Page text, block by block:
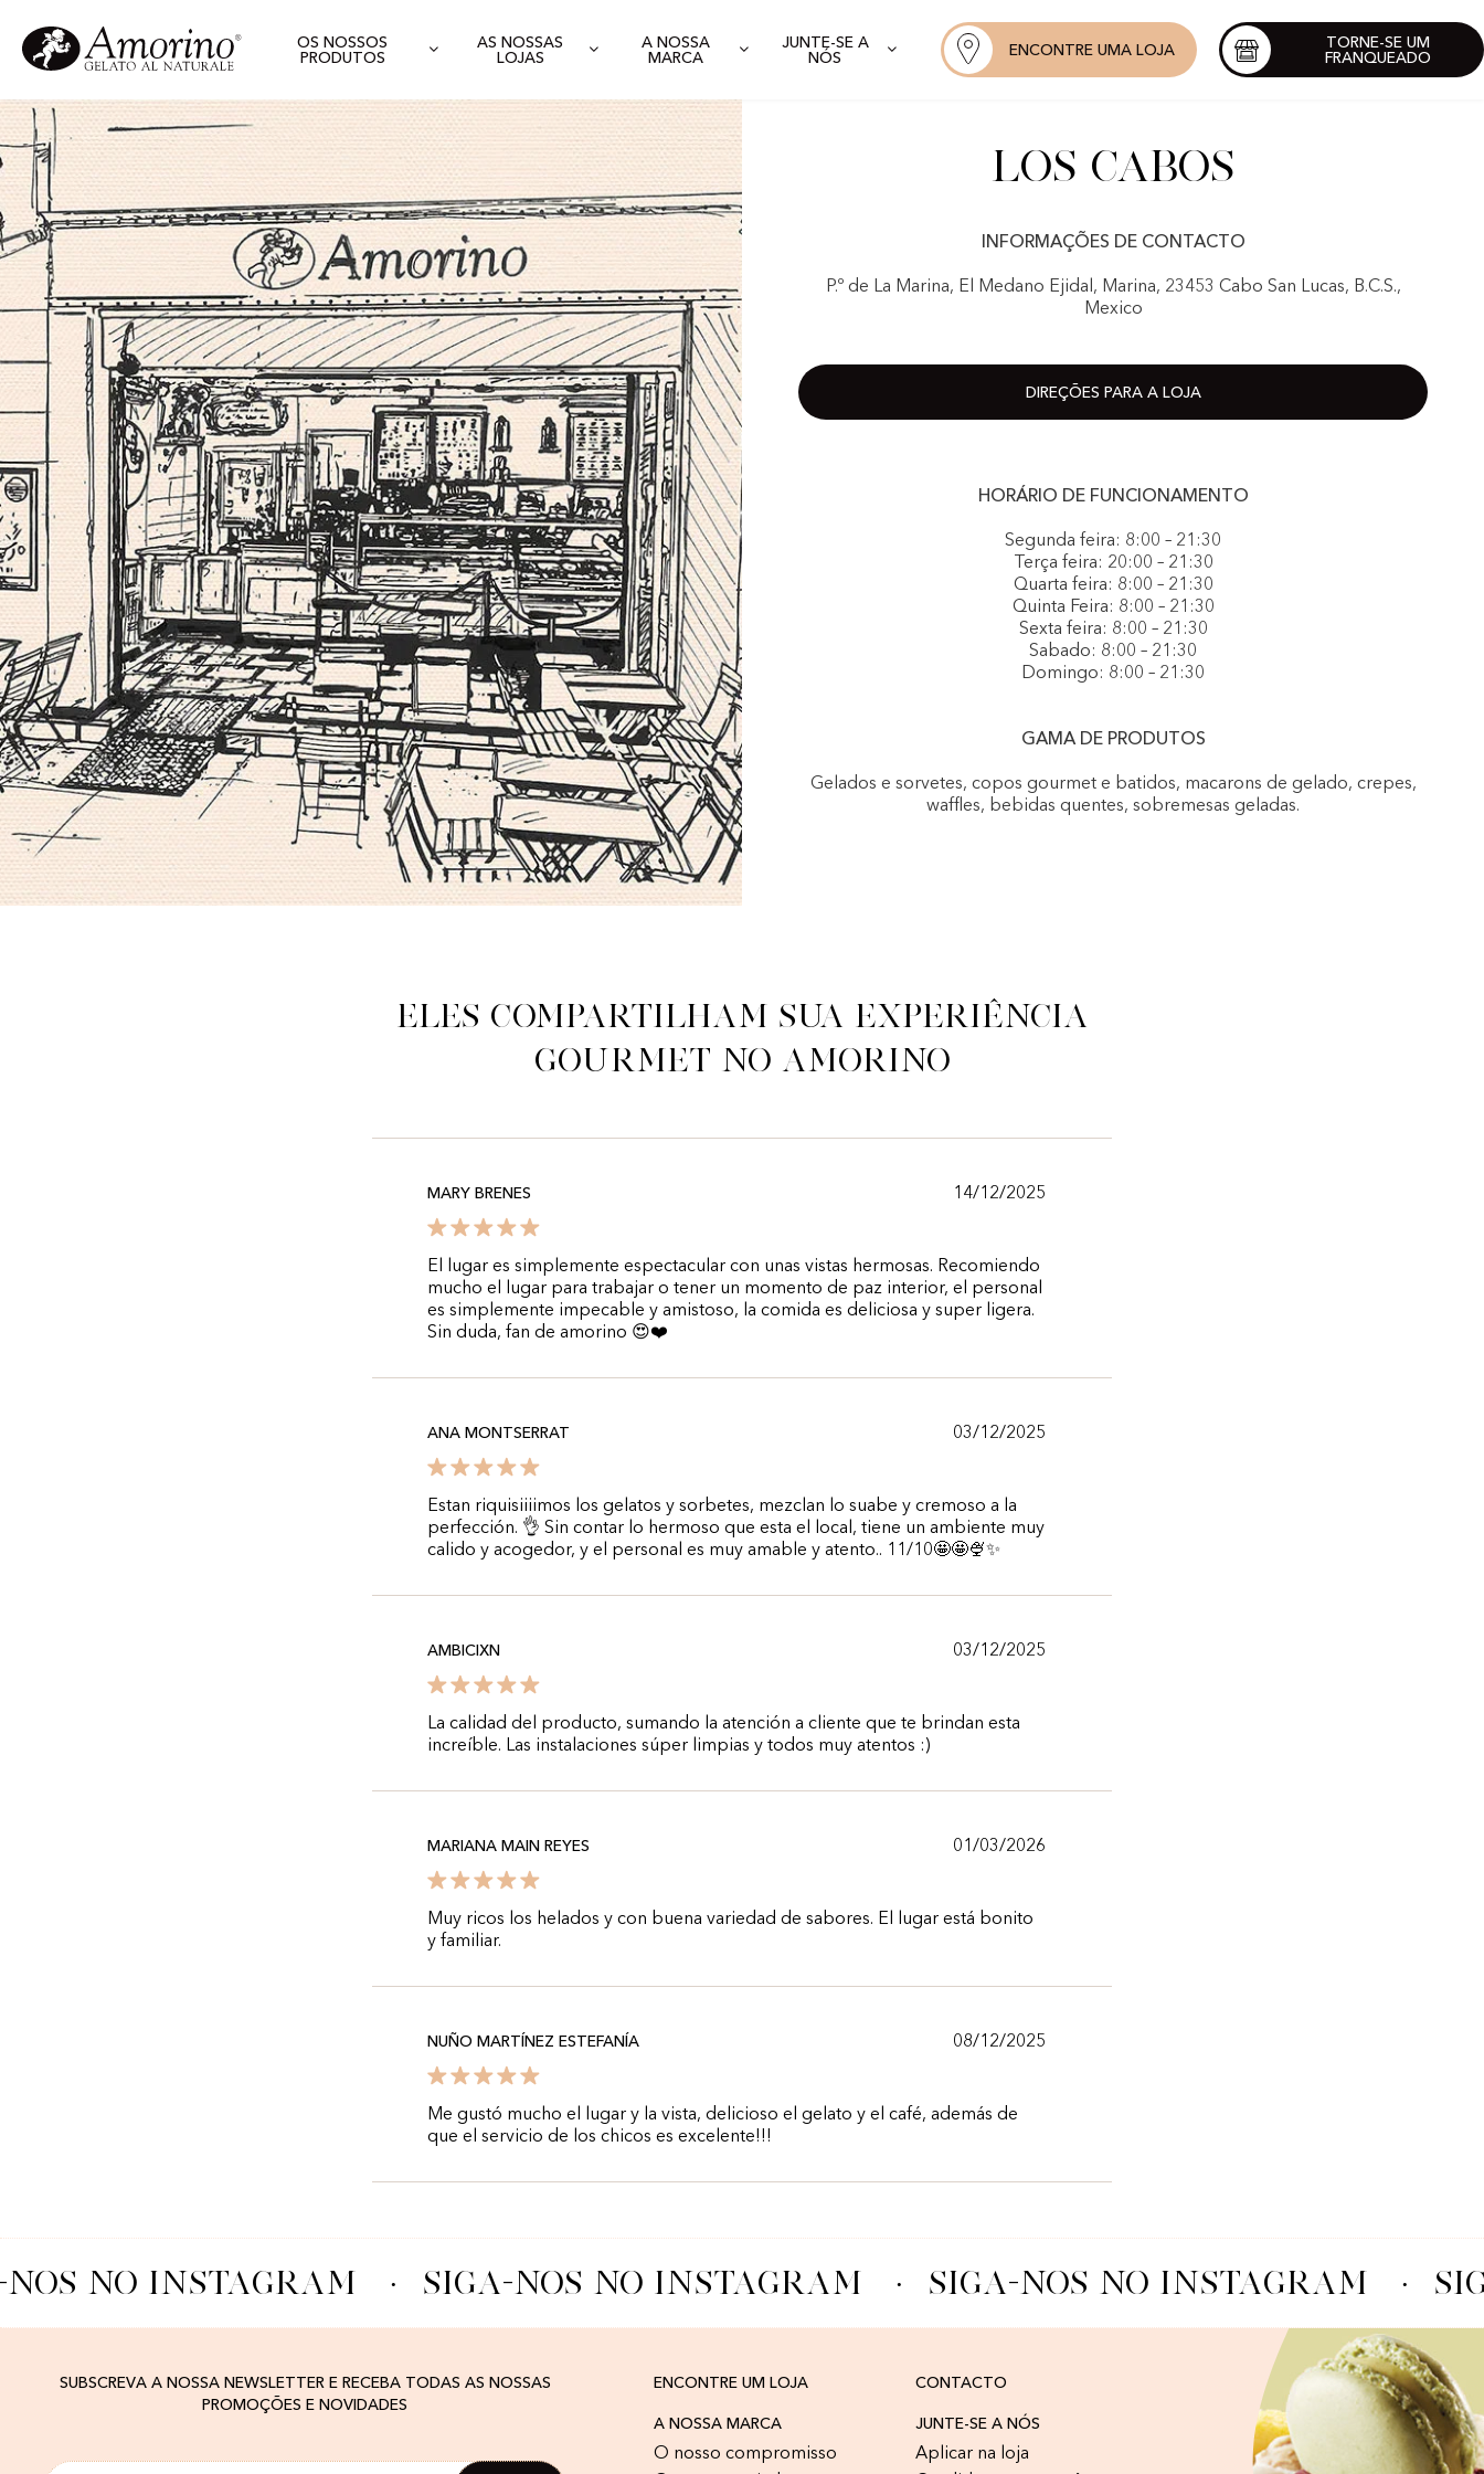
OS NOSSOS
PRODUTOS
AS NOSSAS
LOJAS
A NOSSA
MARCA
JUNTE-SE A
NÓS
ENCONTRE UMA LOJA
TORNE-SE UM
FRANQUEADO
Los Cabos
INFORMAÇÕES DE CONTACTO
P.º de La Marina, El Medano Ejidal, Marina, 23453 Cabo San Lucas, B.C.S.,
Mexico
DIREÇÕES PARA A LOJA
HORÁRIO DE FUNCIONAMENTO
Segunda feira: 8:00 – 21:30
Terça feira: 20:00 – 21:30
Quarta feira: 8:00 – 21:30
Quinta Feira: 8:00 – 21:30
Sexta feira: 8:00 – 21:30
Sabado: 8:00 – 21:30
Domingo: 8:00 – 21:30
GAMA DE PRODUTOS
Gelados e sorvetes, copos gourmet e batidos, macarons de gelado, crepes,
waffles, bebidas quentes, sobremesas geladas.
Eles compartilham sua experiência
gourmet no Amorino
MARY BRENES 14/12/2025
El lugar es simplemente espectacular con unas vistas hermosas. Recomiendo
mucho el lugar para trabajar o tener un momento de paz interior, el personal
es simplemente impecable y amistoso, la comida es deliciosa y super ligera.
Sin duda, fan de amorino 😍❤️
ANA MONTSERRAT 03/12/2025
Estan riquisiiiimos los gelatos y sorbetes, mezclan lo suabe y cremoso a la
perfección. 👌 Sin contar lo hermoso que esta el local, tiene un ambiente muy
calido y acogedor, y el personal es muy amable y atento.. 11/10🤩🤩🍨✨️
AMBICIXN 03/12/2025
La calidad del producto, sumando la atención a cliente que te brindan esta
increíble. Las instalaciones súper limpias y todos muy atentos :)
MARIANA MAIN REYES 01/03/2026
Muy ricos los helados y con buena variedad de sabores. El lugar está bonito
y familiar.
NUÑO MARTÍNEZ ESTEFANÍA 08/12/2025
Me gustó mucho el lugar y la vista, delicioso el gelato y el café, además de
que el servicio de los chicos es excelente!!!
NO INSTAGRAM SIGA-NOS NO INSTAGRAM SIGA-NOS NO INSTAGRAM
SUBSCREVA A NOSSA NEWSLETTER E RECEBA TODAS AS NOSSAS
PROMOÇÕES E NOVIDADES
ENCONTRE UM LOJA CONTACTO
A NOSSA MARCA
O nosso compromisso
JUNTE-SE A NÓS
Aplicar na loja